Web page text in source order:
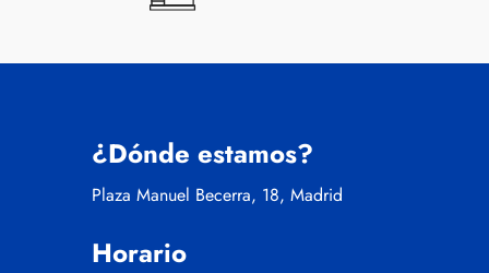
¿Dónde estamos?
Plaza Manuel Becerra, 18, Madrid
Horario